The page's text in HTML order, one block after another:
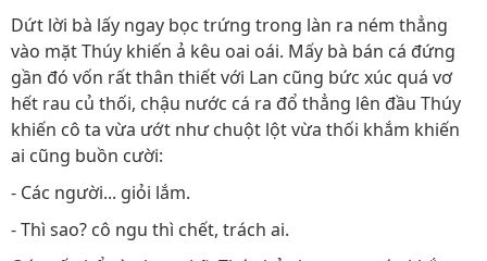
Dứt lời bà lấy ngay bọc trứng trong làn ra ném thẳng
vào mặt Thúy khiến ả kêu oai oái. Mấy bà bán cá đứng
gần đó vốn rất thân thiết với Lan cũng bức xúc quá vơ
hết rau củ thối, chậu nước cá ra đổ thẳng lên đầu Thúy
khiến cô ta vừa ướt như chuột lột vừa thối khắm khiến
ai cũng buồn cười:
- Các người... giỏi lắm.
- Thì sao? cô ngu thì chết, trách ai.